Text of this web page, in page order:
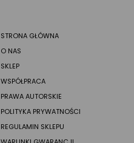
STRONA GŁÓWNA
O NAS
SKLEP
WSPÓŁPRACA
PRAWA AUTORSKIE
POLITYKA PRYWATNOŚCI
REGULAMIN SKLEPU